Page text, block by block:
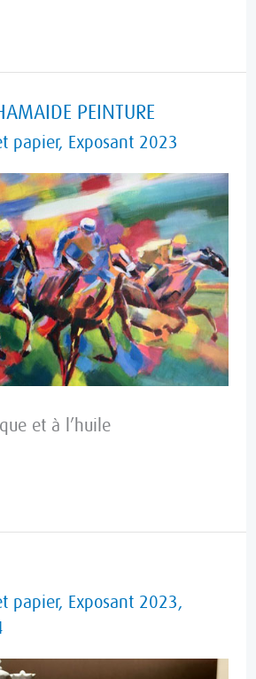
PEINTURE
papier, Exposant 2023
et à l’huile
papier, Exposant 2023,